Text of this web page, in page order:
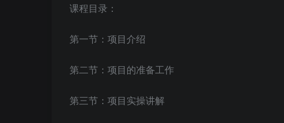
课程目录：
第一节：项目介绍
第二节：项目的准备工作
第三节：项目实操讲解